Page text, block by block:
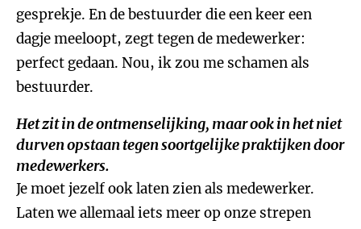
gesprekje. En de bestuurder die een keer een
dagje meeloopt, zegt tegen de medewerker:
perfect gedaan. Nou, ik zou me schamen als
bestuurder.
Het zit in de ontmenselijking, maar ook in het niet
durven opstaan tegen soortgelijke praktijken door
medewerkers.
Je moet jezelf ook laten zien als medewerker.
Laten we allemaal iets meer op onze strepen